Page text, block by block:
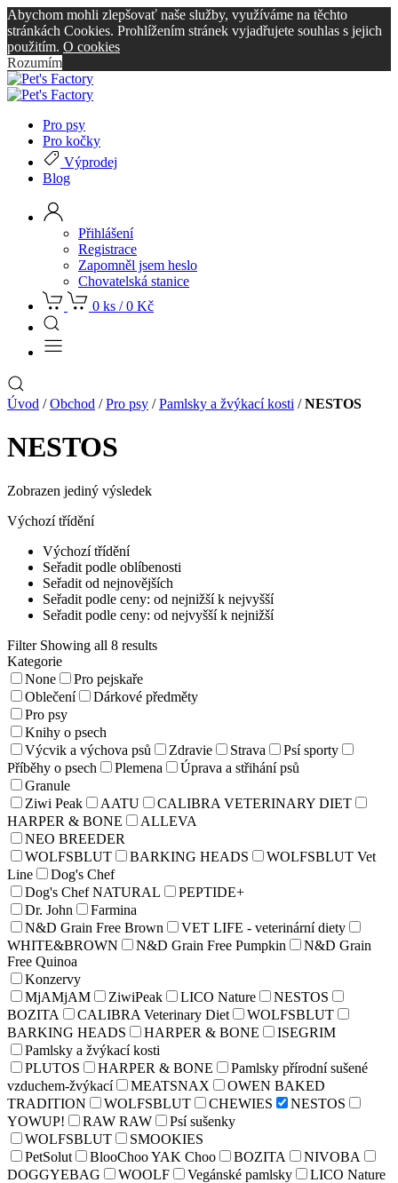
Abychom mohli zlepšovať naše služby, využíváme na těchto
stránkách Cookies. Prohlížením stránek vyjadřujete souhlas s jejich
použitím. O cookies
Rozumím
Pro psy
Pro kočky
Výprodej
Blog
Přihlášení
Registrace
Zapomněl jsem heslo
Chovatelská stanice
0 ks / 0 Kč
Úvod /Obchod /Pro psy /Pamlsky a žvýkací kosti /NESTOS
NESTOS
Zobrazen jediný výsledek
Výchozí třídění
Výchozí třídění
Seřadit podle oblíbenosti
Seřadit od nejnovějších
Seřadit podle ceny: od nejnižší k nejvyšší
Seřadit podle ceny: od nejvyšší k nejnižší
Filter Showing all 8 results
Kategorie
None
Pro pejskaře
Oblečení
Dárkové předměty
Pro psy
Knihy o psech
Výcvik a výchova psů
Zdravie Strava
Psí sporty
Příběhy o psech
Plemena
Úprava a střihání psů
Granule
Ziwi Peak
AATU
CALIBRA VETERINARY DIET
HARPER & BONE
ALLEVA
NEO BREEDER
WOLFSBLUT
BARKING HEADS
WOLFSBLUT Vet
Line
Dog's Chef
Dog's Chef NATURAL
PEPTIDE+
Dr. John
Farmina
N&D Grain Free Brown
VET LIFE - veterinární diety
WHITE&BROWN
N&D Grain Free Pumpkin
N&D Grain
Free Quinoa
Konzervy
MjAMjAM
ZiwiPeak LICO Nature
NESTOS
BOZITA
CALIBRA Veterinary Diet
WOLFSBLUT
BARKING HEADS
HARPER & BONE
ISEGRIM
Pamlsky a žvýkací kosti
PLUTOS
HARPER & BONE
Pamlsky přírodní sušené
vzduchem-žvýkací
MEATSNAX
OWEN BAKED
TRADITION
WOLFSBLUT CHEWIES
NESTOS
YOWUP!
RAW RAW
Psí sušenky
WOLFSBLUT
SMOOKIES
PetSolut
BlooChoo YAK Choo BOZITA
NIVOBA
DOGGYEBAG
WOOLF Vegánské pamlsky
LICO Nature